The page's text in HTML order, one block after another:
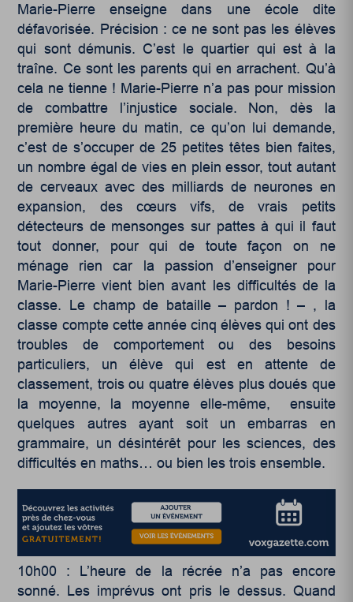
Marie-Pierre enseigne dans une école dite
défavorisée. Précision : ce ne sont pas les élèves
qui sont démunis. C’est le quartier qui est à la
traîne. Ce sont les parents qui en arrachent. Qu’à
cela ne tienne ! Marie-Pierre n’a pas pour mission
de combattre l’injustice sociale. Non, dès la
première heure du matin, ce qu’on lui demande,
c’est de s’occuper de 25 petites têtes bien faites,
un nombre égal de vies en plein essor, tout autant
de cerveaux avec des milliards de neurones en
expansion, des cœurs vifs, de vrais petits
détecteurs de mensonges sur pattes à qui il faut
tout donner, pour qui de toute façon on ne
ménage rien car la passion d’enseigner pour
Marie-Pierre vient bien avant les difficultés de la
classe. Le champ de bataille – pardon ! – , la
classe compte cette année cinq élèves qui ont des
troubles de comportement ou des besoins
particuliers, un élève qui est en attente de
classement, trois ou quatre élèves plus doués que
la moyenne, la moyenne elle-même, ensuite
quelques autres ayant soit un embarras en
grammaire, un désintérêt pour les sciences, des
difficultés en maths… ou bien les trois ensemble.
10h00 : L’heure de la récrée n’a pas encore
sonné. Les imprévus ont pris le dessus. Quand